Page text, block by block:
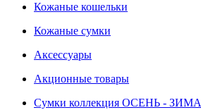
Кожаные кошельки
Кожаные сумки
Аксессуары
Акционные товары
Сумки коллекция ОСЕНЬ - ЗИМА